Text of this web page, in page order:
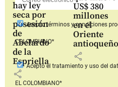
hay ley
seca por
posesión
de
Abelardo
de la
Espriella
share
US$ 380
millones
en el
Oriente
antioqueño
share
Aceptotérminos y condiciones
COLOMBIANO*
Aceptoel tratamiento y uso del
EL COLOMBIANO*